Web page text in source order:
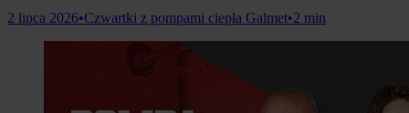
2 lipca 2026•Czwartki z pompami ciepła Galmet•2 min